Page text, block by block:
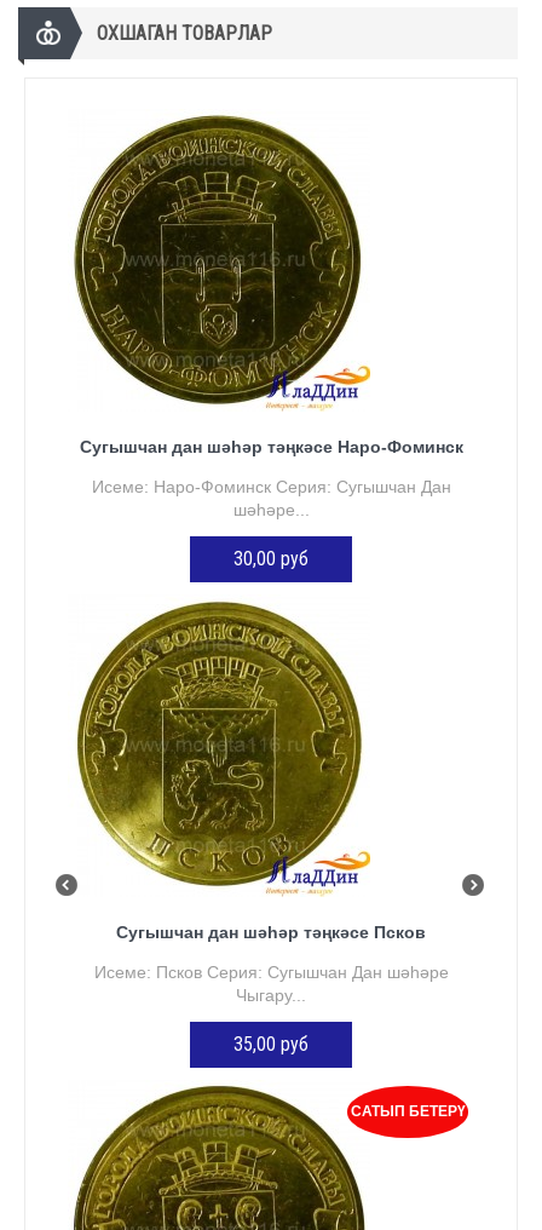
ОХШАГАН ТОВАРЛАР
Сугышчан дан шәһәр тәңкәсе Наро-Фоминск
Исеме: Наро-Фоминск Серия: Сугышчан Дан
шәһәре...
30,00 руб
КӘРҖИНГӘ ӨСТӘҮ
Сугышчан дан шәһәр тәңкәсе Псков
Исеме: Псков Серия: Сугышчан Дан шәһәре
Чыгару...
35,00 руб
КӘРҖИНГӘ ӨСТӘҮ
САТЫП БЕТЕРҮ